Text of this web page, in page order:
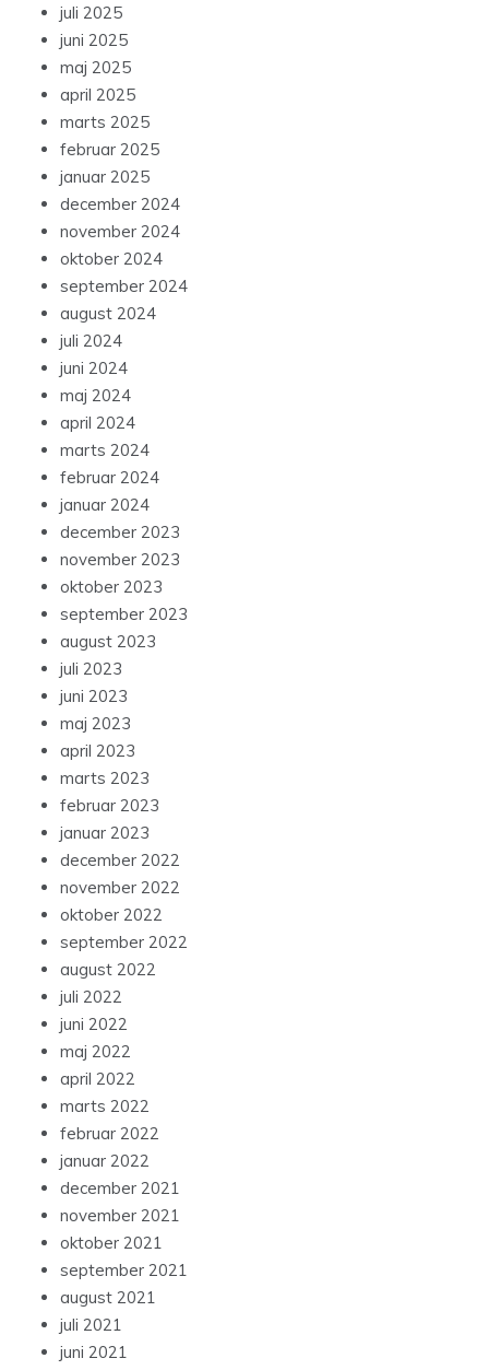
juli 2025
juni 2025
maj 2025
april 2025
marts 2025
februar 2025
januar 2025
december 2024
november 2024
oktober 2024
september 2024
august 2024
juli 2024
juni 2024
maj 2024
april 2024
marts 2024
februar 2024
januar 2024
december 2023
november 2023
oktober 2023
september 2023
august 2023
juli 2023
juni 2023
maj 2023
april 2023
marts 2023
februar 2023
januar 2023
december 2022
november 2022
oktober 2022
september 2022
august 2022
juli 2022
juni 2022
maj 2022
april 2022
marts 2022
februar 2022
januar 2022
december 2021
november 2021
oktober 2021
september 2021
august 2021
juli 2021
juni 2021